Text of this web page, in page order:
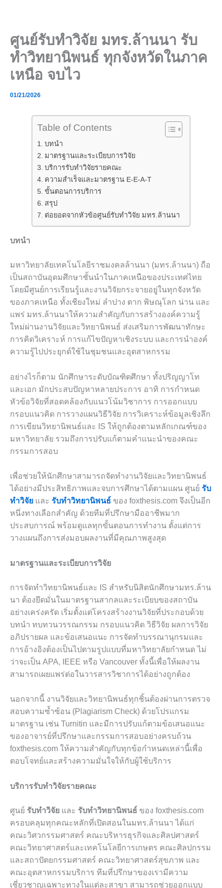
ศูนย์รับทำวิจัย มทร.ล้านนา รับ
ทำวิทยานิพนธ์ ทุกจังหวัดในภาค
เหนือ จบไว
01/21/2026
Table of Contents
บทนำ
มาตรฐานและระเบียบการวิจัย
บริการรับทำวิจัยรายคณะ
ความสำเร็จและมาตรฐาน E-E-A-T
ขั้นตอนการบริการ
สรุป
ต่อยอดจากหัวข้อศูนย์รับทำวิจัย มทร.ล้านนา
บทนำ
มหาวิทยาลัยเทคโนโลยีราชมงคลล้านนา (มทร.ล้านนา) ถือ
เป็นสถาบันอุดมศึกษาชั้นนำในภาคเหนือของประเทศไทย
โดยมีศูนย์การเรียนรู้และงานวิจัยกระจายอยู่ในทุกจังหวัด
ของภาคเหนือ ทั้งเชียงใหม่ ลำปาง ตาก พิษณุโลก น่าน และ
แพร่ มทร.ล้านนาให้ความสำคัญกับการสร้างองค์ความรู้
ใหม่ผ่านงานวิจัยและวิทยานิพนธ์ ส่งเสริมการพัฒนาทักษะ
การคิดวิเคราะห์ การแก้ไขปัญหาเชิงระบบ และการนำองค์
ความรู้ไปประยุกต์ใช้ในชุมชนและอุตสาหกรรม
อย่างไรก็ตาม นักศึกษาระดับบัณฑิตศึกษา ทั้งปริญญาโท
และเอก มักประสบปัญหาหลายประการ อาทิ การกำหนด
หัวข้อวิจัยที่สอดคล้องกับแนวโน้มวิชาการ การออกแบบ
กรอบแนวคิด การวางแผนวิธีวิจัย การวิเคราะห์ข้อมูลเชิงลึก
การเขียนวิทยานิพนธ์และ IS ให้ถูกต้องตามหลักเกณฑ์ของ
มหาวิทยาลัย รวมถึงการปรับแก้ตามคำแนะนำของคณะ
กรรมการสอบ
เพื่อช่วยให้นักศึกษาสามารถจัดทำงานวิจัยและวิทยานิพนธ์
ได้อย่างมีประสิทธิภาพและจบการศึกษาได้ตามแผน ศูนย์ รับ
ทำวิจัย และ รับทำวิทยานิพนธ์ ของ foxthesis.com จึงเป็นอีก
หนึ่งทางเลือกสำคัญ ด้วยทีมที่ปรึกษามืออาชีพมาก
ประสบการณ์ พร้อมดูแลทุกขั้นตอนการทำงาน ตั้งแต่การ
วางแผนถึงการส่งมอบผลงานที่มีคุณภาพสูงสุด
มาตรฐานและระเบียบการวิจัย
การจัดทำวิทยานิพนธ์และ IS สำหรับนิสิตนักศึกษามทร.ล้าน
นา ต้องยึดมั่นในมาตรฐานสากลและระเบียบของสถาบัน
อย่างเคร่งครัด เริ่มตั้งแต่โครงสร้างงานวิจัยที่ประกอบด้วย
บทนำ ทบทวนวรรณกรรม กรอบแนวคิด วิธีวิจัย ผลการวิจัย
อภิปรายผล และข้อเสนอแนะ การจัดทำบรรณานุกรมและ
การอ้างอิงต้องเป็นไปตามรูปแบบที่มหาวิทยาลัยกำหนด ไม่
ว่าจะเป็น APA, IEEE หรือ Vancouver ทั้งนี้เพื่อให้ผลงาน
สามารถเผยแพร่ต่อในวารสารวิชาการได้อย่างถูกต้อง
นอกจากนี้ งานวิจัยและวิทยานิพนธ์ทุกชิ้นต้องผ่านการตรวจ
สอบความซ้ำซ้อน (Plagiarism Check) ด้วยโปรแกรม
มาตรฐาน เช่น Turnitin และมีการปรับแก้ตามข้อเสนอแนะ
ของอาจารย์ที่ปรึกษาและกรรมการสอบอย่างครบถ้วน
foxthesis.com ให้ความสำคัญกับทุกข้อกำหนดเหล่านี้เพื่อ
ตอบโจทย์และสร้างความมั่นใจให้กับผู้ใช้บริการ
บริการรับทำวิจัยรายคณะ
ศูนย์ รับทำวิจัย และ รับทำวิทยานิพนธ์ ของ foxthesis.com
ครอบคลุมทุกคณะหลักที่เปิดสอนในมทร.ล้านนา ได้แก่
คณะวิศวกรรมศาสตร์ คณะบริหารธุรกิจและศิลปศาสตร์
คณะวิทยาศาสตร์และเทคโนโลยีการเกษตร คณะศิลปกรรม
และสถาปัตยกรรมศาสตร์ คณะวิทยาศาสตร์สุขภาพ และ
คณะอุตสาหกรรมบริการ ทีมที่ปรึกษาของเรามีความ
เชี่ยวชาญเฉพาะทางในแต่ละสาขา สามารถช่วยออกแบบ